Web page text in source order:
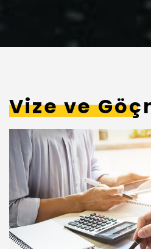
Vize ve